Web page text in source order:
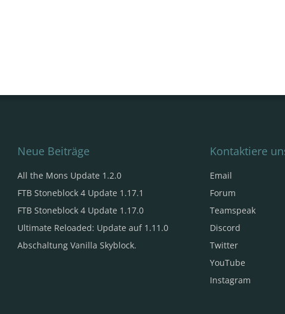
Neue Beiträge
All the Mons Update 1.2.0
FTB Stoneblock 4 Update 1.17.1
FTB Stoneblock 4 Update 1.17.0
Ultimate Reloaded: Update auf 1.11.0
Abschaltung Vanilla Skyblock.
Kontaktiere
Email
Forum
Teamspeak
Discord
Twitter
YouTube
Instagram